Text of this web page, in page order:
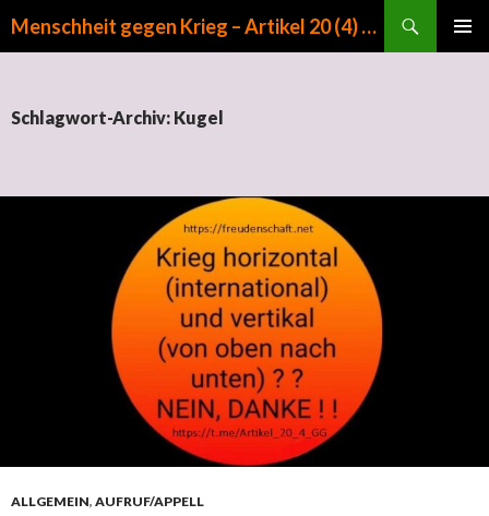
Menschheit gegen Krieg – Artikel 20 (4) GG
Schlagwort-Archiv: Kugel
ALLGEMEIN, AUFRUF/APPELL